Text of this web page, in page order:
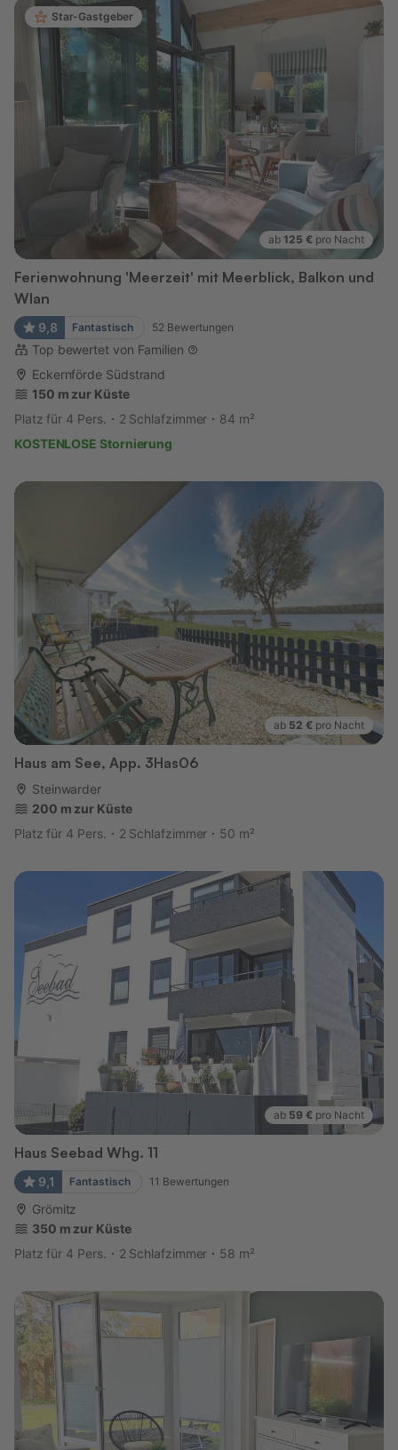
Star-Gastgeber
ab 125 € pro Nacht
Ferienwohnung 'Meerzeit' mit Meerblick, Balkon und
Wlan
9,8 Fantastisch 52 Bewertungen
Top bewertet von Familien
Eckernförde Südstrand
150 m zur Küste
Platz für 4 Pers.
2 Schlafzimmer
84 m²
KOSTENLOSE Stornierung
ab 52 € pro Nacht
Haus am See, App. 3Has06
Steinwarder
200 m zur Küste
Platz für 4 Pers.
2 Schlafzimmer 50 m²
ab 59 € pro Nacht
Haus Seebad Whg. 11
9,1 Fantastisch 11 Bewertungen
Grömitz
350 m zur Küste
Platz für 4 Pers.
2 Schlafzimmer 58 m²